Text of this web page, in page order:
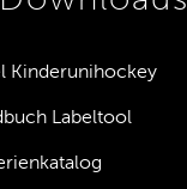
Kinderunihockey
Labeltool